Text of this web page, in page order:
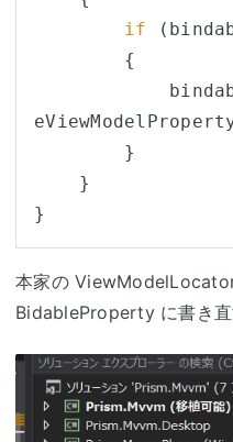
if
本家の
BidableProperty に書き直